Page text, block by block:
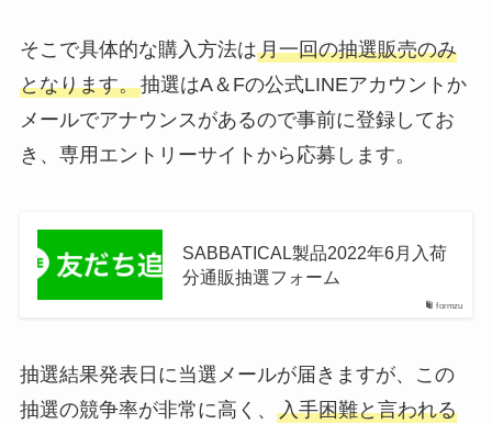
そこで具体的な購入方法は月一回の抽選販売のみ
となります。抽選はA＆Fの公式LINEアカウントか
メールでアナウンスがあるので事前に登録してお
き、専用エントリーサイトから応募します。
formzu
SABBATICAL製品2022年6月入荷
分通販抽選フォーム
抽選結果発表日に当選メールが届きますが、この
抽選の競争率が非常に高く、 入手困難と言われる